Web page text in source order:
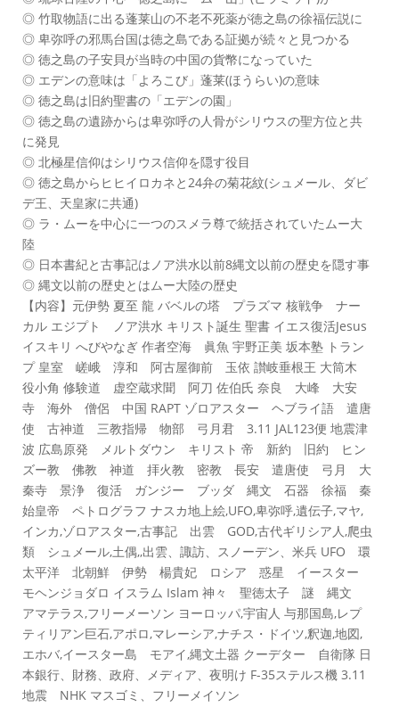
◎ 竹取物語に出る蓬莱山の不老不死薬が徳之島の徐福伝説に
◎ 卑弥呼の邪馬台国は徳之島である証拠が続々と見つかる
◎ 徳之島の子安貝が当時の中国の貨幣になっていた
◎ エデンの意味は「よろこび」蓬莱(ほうらい)の意味
◎ 徳之島は旧約聖書の「エデンの園」
◎ 徳之島の遺跡からは卑弥呼の人骨がシリウスの聖方位と共
に発見
◎ 北極星信仰はシリウス信仰を隠す役目
◎ 徳之島からヒヒイロカネと24弁の菊花紋(シュメール、ダビ
デ王、天皇家に共通)
◎ ラ・ムーを中心に一つのスメラ尊で統括されていたムー大
陸
◎ 日本書紀と古事記はノア洪水以前8縄文以前の歴史を隠す事
◎ 縄文以前の歴史とはムー大陸の歴史
【内容】元伊勢 夏至 龍 バベルの塔 プラズマ 核戦争 ナー
カル エジプト ノア洪水 キリスト誕生 聖書 イエス復活Jesus
イスキリ へびやなぎ 作者空海 眞魚 宇野正美 坂本塾 トラン
プ 皇室 嵯峨 淳和 阿古屋御前 玉依 讃岐垂根王 大筒木
役小角 修験道 虚空蔵求聞 阿刀 佐伯氏 奈良 大峰 大安
寺 海外 僧侶 中国 RAPT ゾロアスター ヘブライ語 遣唐
使 古神道 三教指帰 物部 弓月君 3.11 JAL123便 地震津
波 広島原発 メルトダウン キリスト 帝 新約 旧約 ヒン
ズー教 佛教 神道 拝火教 密教 長安 遣唐使 弓月 大
秦寺 景浄 復活 ガンジー ブッダ 縄文 石器 徐福 秦
始皇帝 ペトログラフ ナスカ地上絵,UFO,卑弥呼,遺伝子,マヤ,
インカ,ゾロアスター,古事記 出雲 GOD,古代ギリシア人,爬虫
類 シュメール,土偶,,出雲、諏訪、スノーデン、米兵 UFO 環
太平洋 北朝鮮 伊勢 楊貴妃 ロシア 惑星 イースター
モヘンジョダロ イスラム Islam 神々 聖徳太子 謎 縄文
アマテラス,フリーメーソン ヨーロッパ,宇宙人 与那国島,レプ
ティリアン巨石,アポロ,マレーシア,ナチス・ドイツ,釈迦,地図,
エホバ,イースター島 モアイ,縄文土器 クーデター 自衛隊 日
本銀行、財務、政府、メディア、夜明け F-35ステルス機 3.11
地震 NHK マスゴミ、フリーメイソン